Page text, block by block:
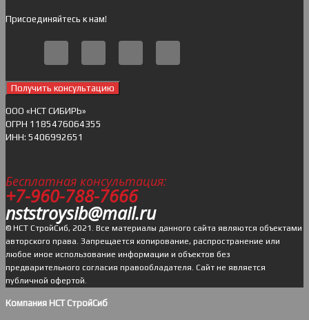
Присоединяйтесь к нам!
Получить консультацию
ОOO «НСТ СИБИРЬ»
ОГРН 1185476064355
ИНН: 5406992651
Бесплатная консультация:
+7-960-788-7666
nststroysib@mail.ru
© НСТ СтройСиб, 2021. Все материалы данного сайта являются объектами
авторского права. Запрещается копирование, распространение или
любое иное использование информации и объектов без
предварительного согласия правообладателя. Cайт не является
публичной офертой.
Компания НСТ СтройСиб